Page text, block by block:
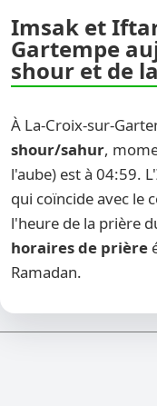
Imsak et
Gartempe
shour et de
À La-Croix-sur-
shour/sahur,
l'aube) est à 04:59. L'
qui coïncide avec le
l'heure de la prière
horaires de prière
Ramadan.